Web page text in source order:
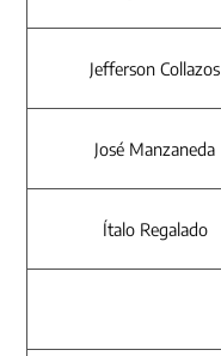
Jefferson Collazos
José Manzaneda
Ítalo Regalado